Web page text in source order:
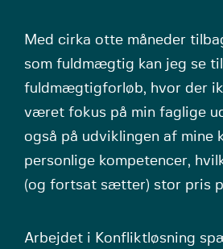
Med cirka otte måneder
som fuldmægtig kan jeg se
fuldmægtigforløb, hvor der
været fokus på min faglige
også på udviklingen af mine
personlige kompetencer,
(og fortsat sætter) stor pris
Arbejdet i Konfliktløsning